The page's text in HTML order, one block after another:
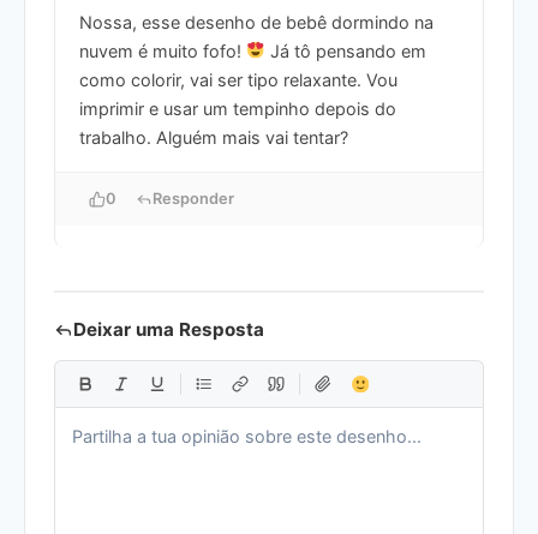
Nossa, esse desenho de bebê dormindo na
nuvem é muito fofo!
Já tô pensando em
como colorir, vai ser tipo relaxante. Vou
imprimir e usar um tempinho depois do
trabalho. Alguém mais vai tentar?
0 Responder
Deixar uma Resposta